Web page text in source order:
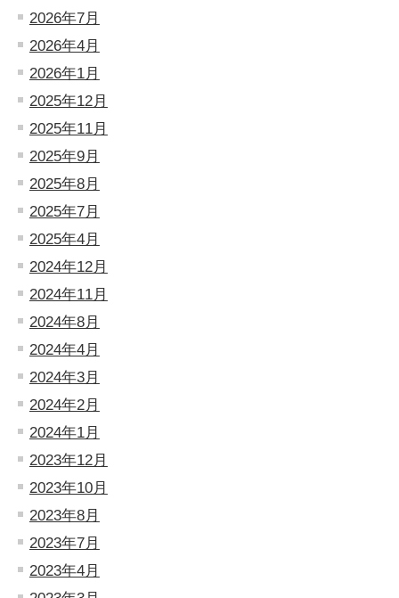
2026年7月
2026年4月
2026年1月
2025年12月
2025年11月
2025年9月
2025年8月
2025年7月
2025年4月
2024年12月
2024年11月
2024年8月
2024年4月
2024年3月
2024年2月
2024年1月
2023年12月
2023年10月
2023年8月
2023年7月
2023年4月